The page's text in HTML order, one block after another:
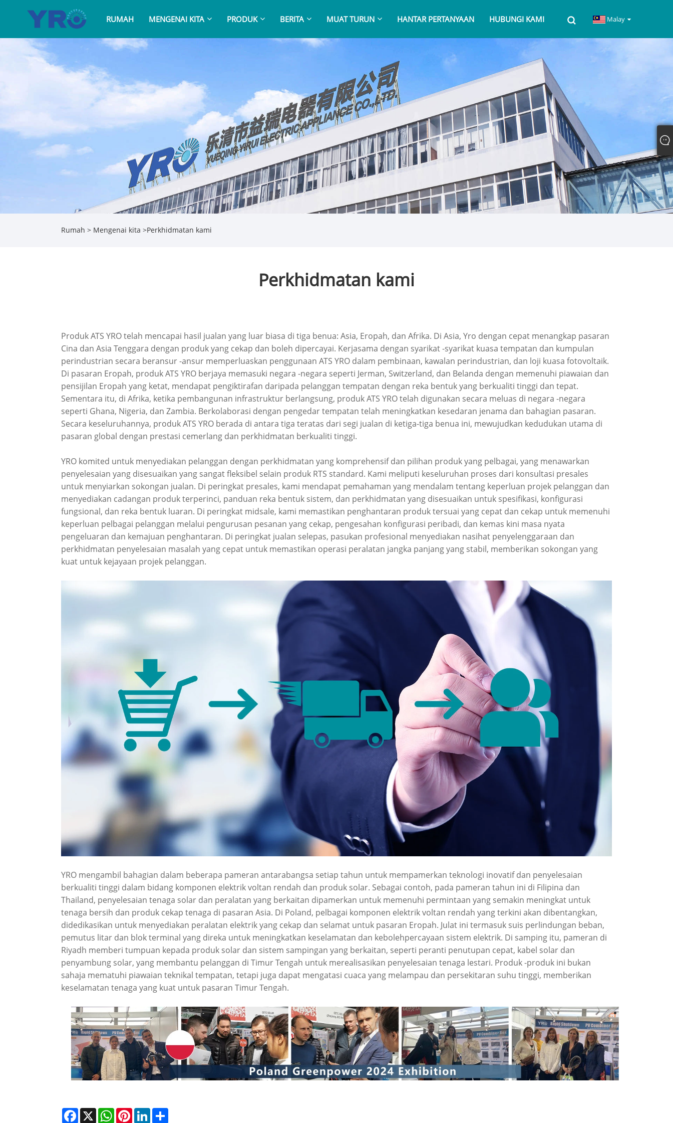
RUMAH MENGENAI KITA PRODUK BERITA MUAT TURUN HANTAR PERTANYAAN HUBUNGI KAMI Malay
Rumah > Mengenai kita >Perkhidmatan kami
Perkhidmatan kami
Produk ATS YRO telah mencapai hasil jualan yang luar biasa di tiga benua: Asia, Eropah, dan Afrika. Di Asia, Yro dengan cepat menangkap pasaran
Cina dan Asia Tenggara dengan produk yang cekap dan boleh dipercayai. Kerjasama dengan syarikat -syarikat kuasa tempatan dan kumpulan
perindustrian secara beransur -ansur memperluaskan penggunaan ATS YRO dalam pembinaan, kawalan perindustrian, dan loji kuasa fotovoltaik.
Di pasaran Eropah, produk ATS YRO berjaya memasuki negara -negara seperti Jerman, Switzerland, dan Belanda dengan memenuhi piawaian dan
pensijilan Eropah yang ketat, mendapat pengiktirafan daripada pelanggan tempatan dengan reka bentuk yang berkualiti tinggi dan tepat.
Sementara itu, di Afrika, ketika pembangunan infrastruktur berlangsung, produk ATS YRO telah digunakan secara meluas di negara -negara
seperti Ghana, Nigeria, dan Zambia. Berkolaborasi dengan pengedar tempatan telah meningkatkan kesedaran jenama dan bahagian pasaran.
Secara keseluruhannya, produk ATS YRO berada di antara tiga teratas dari segi jualan di ketiga-tiga benua ini, mewujudkan kedudukan utama di
pasaran global dengan prestasi cemerlang dan perkhidmatan berkualiti tinggi.
YRO komited untuk menyediakan pelanggan dengan perkhidmatan yang komprehensif dan pilihan produk yang pelbagai, yang menawarkan
penyelesaian yang disesuaikan yang sangat fleksibel selain produk RTS standard. Kami meliputi keseluruhan proses dari konsultasi presales
untuk menyiarkan sokongan jualan. Di peringkat presales, kami mendapat pemahaman yang mendalam tentang keperluan projek pelanggan dan
menyediakan cadangan produk terperinci, panduan reka bentuk sistem, dan perkhidmatan yang disesuaikan untuk spesifikasi, konfigurasi
fungsional, dan reka bentuk luaran. Di peringkat midsale, kami memastikan penghantaran produk tersuai yang cepat dan cekap untuk memenuhi
keperluan pelbagai pelanggan melalui pengurusan pesanan yang cekap, pengesahan konfigurasi peribadi, dan kemas kini masa nyata
pengeluaran dan kemajuan penghantaran. Di peringkat jualan selepas, pasukan profesional menyediakan nasihat penyelenggaraan dan
perkhidmatan penyelesaian masalah yang cepat untuk memastikan operasi peralatan jangka panjang yang stabil, memberikan sokongan yang
kuat untuk kejayaan projek pelanggan.
YRO mengambil bahagian dalam beberapa pameran antarabangsa setiap tahun untuk mempamerkan teknologi inovatif dan penyelesaian
berkualiti tinggi dalam bidang komponen elektrik voltan rendah dan produk solar. Sebagai contoh, pada pameran tahun ini di Filipina dan
Thailand, penyelesaian tenaga solar dan peralatan yang berkaitan dipamerkan untuk memenuhi permintaan yang semakin meningkat untuk
tenaga bersih dan produk cekap tenaga di pasaran Asia. Di Poland, pelbagai komponen elektrik voltan rendah yang terkini akan dibentangkan,
didedikasikan untuk menyediakan peralatan elektrik yang cekap dan selamat untuk pasaran Eropah. Julat ini termasuk suis perlindungan beban,
pemutus litar dan blok terminal yang direka untuk meningkatkan keselamatan dan kebolehpercayaan sistem elektrik. Di samping itu, pameran di
Riyadh memberi tumpuan kepada produk solar dan sistem sampingan yang berkaitan, seperti peranti penutupan cepat, kabel solar dan
penyambung solar, yang membantu pelanggan di Timur Tengah untuk merealisasikan penyelesaian tenaga lestari. Produk -produk ini bukan
sahaja mematuhi piawaian teknikal tempatan, tetapi juga dapat mengatasi cuaca yang melampau dan persekitaran suhu tinggi, memberikan
keselamatan tenaga yang kuat untuk pasaran Timur Tengah.
Facebook
X WhatsAppPinterestLinkedIn